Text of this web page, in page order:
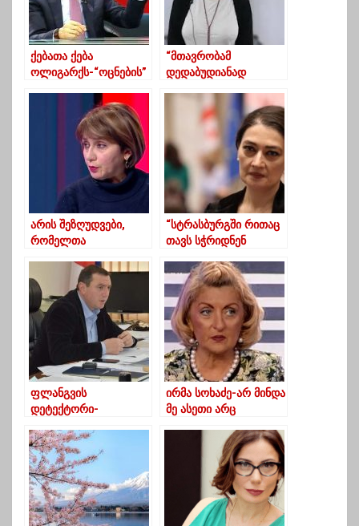
ქებათა ქება
ოლიგარქს-“ოცნების”
“მთავრობამ
დედაბუდიანად
მოგვისაჯა”-
ფსიქოლოგი
არის შეზღუდვები,
რომელთა
შესაძლებელია-
ინფექციონისტი
“სტრასბურგში რითაც
თავს სჭრიდნენ
სააკაშვილს, მოვიგეთ”
ფლანგვის
დეტექტორი-
ბოლო სამ წელიწადში
143 000 ლარის
უძრავი ქონება შეიძინა
ირმა სოხაძე-არ მინდა
მე ასეთი არც
ხელისუფლება